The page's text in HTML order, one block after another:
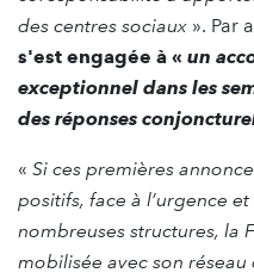
des centres sociaux ». Par
s'est engagée à « un
exceptionnel dans les
des réponses
« Si ces premières
positifs, face à l’urgence
nombreuses structures, la
mobilisée avec son réseau